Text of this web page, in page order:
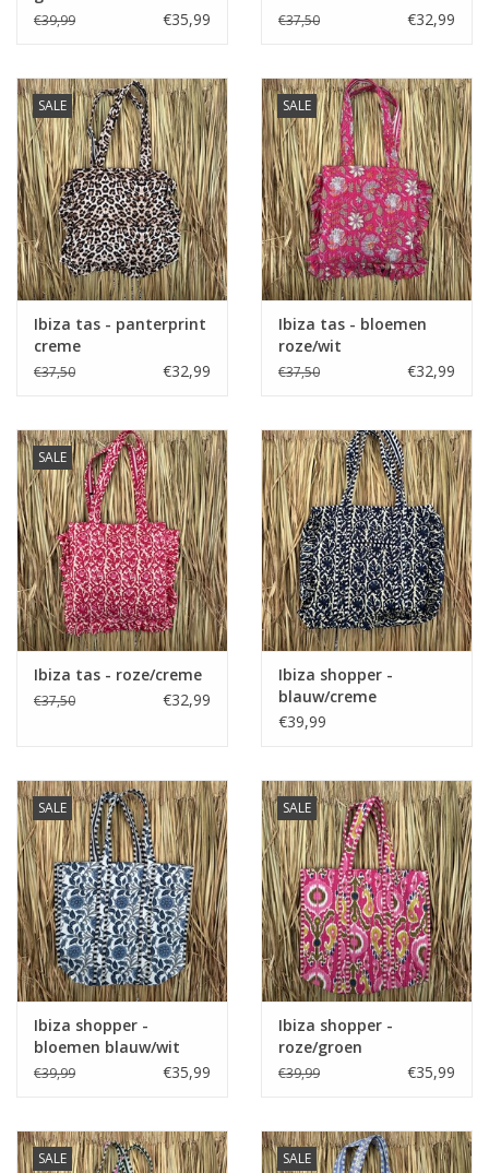
€39,99 €35,99 €37,50 €32,99
SALE
Ibiza tas - panterprint
creme
€37,50 €32,99
SALE
Ibiza tas - bloemen
roze/wit
€37,50 €32,99
SALE
Ibiza tas - roze/creme
€37,50 €32,99
Ibiza shopper -
blauw/creme
€39,99
SALE
Ibiza shopper -
bloemen blauw/wit
€39,99 €35,99
SALE
Ibiza shopper -
roze/groen
€39,99 €35,99
SALE SALE